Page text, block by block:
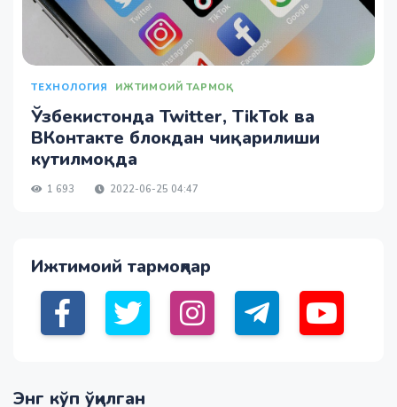
ТЕХНОЛОГИЯ ИЖТИМОИЙ ТАРМОҚ
Ўзбекистонда Twitter, TikTok ва
ВКонтакте блокдан чиқарилиши
кутилмоқда
1 693 2022-06-25 04:47
Ижтимоий тармоқлар
Энг кўп ўқилган